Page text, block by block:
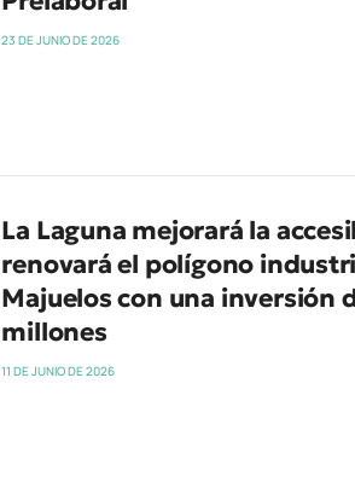
23 DE JUNIO DE 2026
La Laguna mejorará la
renovará el polígono
Majuelos con una inversión
millones
11 DE JUNIO DE 2026